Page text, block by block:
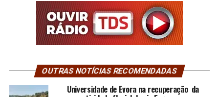
OUTRAS NOTÍCIAS RECOMENDADAS
Universidade de Évora na recuperação da